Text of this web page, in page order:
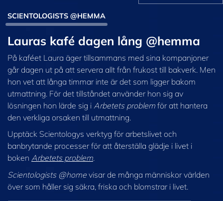
SCIENTOLOGISTS @HEMMA
Lauras kafé dagen lång @hemma
På kaféet Laura äger tillsammans med sina kompanjoner
går dagen ut på att servera allt från frukost till bakverk. Men
hon vet att långa timmar inte är det som ligger bakom
utmattning. För det tillståndet använder hon sig av
lösningen hon lärde sig i Arbetets problem för att hantera
den verkliga orsaken till utmattning.
Upptäck Scientologys verktyg för arbetslivet och
banbrytande processer för att återställa glädje i livet i
boken Arbetets problem.
Scientologists @homevisar de många människor världen
över som håller sig säkra, friska och blomstrar i livet.